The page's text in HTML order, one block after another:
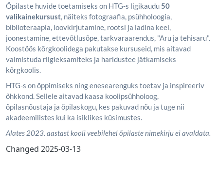
Õpilaste huvide toetamiseks on HTG-s ligikaudu50
valikainekursust, näiteks fotograafia, psühholoogia,
biblioteraapia, loovkirjutamine, rootsi ja ladina keel,
joonestamine, ettevõtlusõpe, tarkvaraarendus, "Aru ja tehisaru".
Koostöös kõrgkoolidega pakutakse kursuseid, mis aitavad
valmistuda riigieksamiteks ja haridustee jätkamiseks
kõrgkoolis.
HTG-s on õppimiseks ning enesearenguks toetav ja inspireeriv
õhkkond. Sellele aitavad kaasa koolipsühholoog,
õpilasnõustaja ja õpilaskogu, kes pakuvad nõu ja tuge nii
akadeemilistes kui ka isiklikes küsimustes.
Alates 2023. aastast kooli veebilehel õpilaste nimekirju ei avaldata.
Changed 2025-03-13